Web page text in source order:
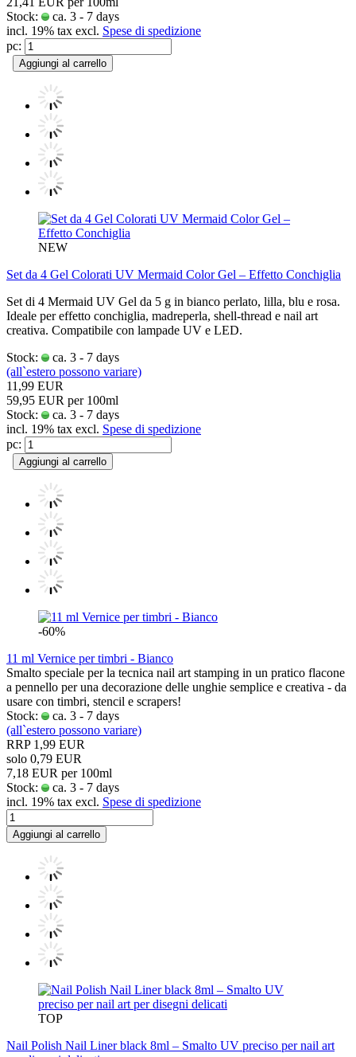
Stock:
ca. 3 - 7 days
incl. 19% tax excl. Spese di spedizione
pc:
Aggiungi al carrello
NEW
Set da 4 Gel Colorati UV Mermaid Color Gel – Effetto Conchiglia
Set di 4 Mermaid UV Gel da 5 g in bianco perlato, lilla, blu e rosa.
Ideale per effetto conchiglia, madreperla, shell-thread e nail art
creativa. Compatibile con lampade UV e LED.
Stock:
ca. 3 - 7 days
(all`estero possono variare)
11,99 EUR
59,95 EUR per 100ml
Stock:
ca. 3 - 7 days
incl. 19% tax excl. Spese di spedizione
pc:
Aggiungi al carrello
-60%
11 ml Vernice per timbri - Bianco
Smalto speciale per la tecnica nail art stamping in un pratico flacone
a pennello per una decorazione delle unghie semplice e creativa - da
usare con timbri, stencil e scrapers!
Stock:
ca. 3 - 7 days
(all`estero possono variare)
RRP 1,99 EUR
solo 0,79 EUR
7,18 EUR per 100ml
Stock:
ca. 3 - 7 days
incl. 19% tax excl. Spese di spedizione
Aggiungi al carrello
TOP
Nail Polish Nail Liner black 8ml – Smalto UV preciso per nail art